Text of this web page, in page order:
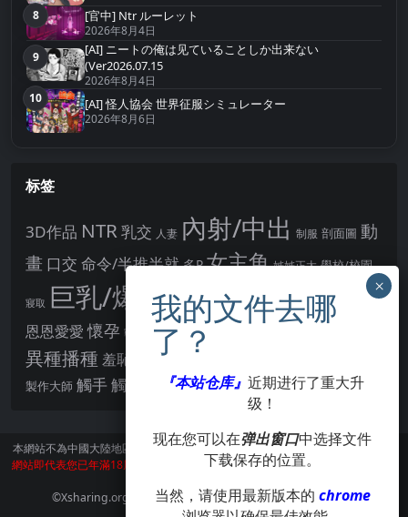
第8名
8 [官中] Ntr ルーレット
2026年8月4日
第9名
9
[AI] ニートの俺は见ていることしか出来ない
(Ver2026.07.15
2026年8月4日
第10名
10 [AI] 怪人協会 世界征服シミュレーター
2026年8月6日
标签
3D作品 NTR乳交 人妻 內射/中出 制服 剖面圖 動
畫 口交 命令/半推半就 多P 女主角 姊姊正太 學校/校園
寢取 巨乳/爆乳幻想 強制你播種 強制播種
恩恩愛愛 懷孕 戰鬥H 拘束 教育 男主角
異種播種 羞恥/恥辱 羞辱
製作大師 觸手 觸摸 賣春/援交 輪流播種 酪梨 阿黑顏 露出 點陣圖
本網站不為中國大陸地區的用戶提供服務。訪問本網站請遵守當地法律。訪問本
網站即代表您已年滿18周歲。本站所有作品版權歸著作人所有，僅供學習交流使
©Xsharing.org CopyRight 1999-2024 . All Rights Reserved.
『本站仓库』 近期进行了重大升
级！
现在您可以在弹出窗口中选择文件
下载保存的位置。
当然，请使用最新版本的 chrome